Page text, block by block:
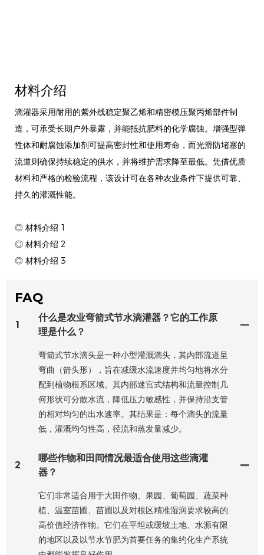
材料介绍
滴灌器采用耐用的紫外线稳定聚乙烯和精密模压聚丙烯部件制
造，可承受长期户外暴露，并能抵抗肥料的化学腐蚀。增强型弹
性体和耐腐蚀添加剂可提高密封性和使用寿命，而光滑防堵塞的
流道则确保持续稳定的供水，并将维护需求降至最低。凭借优质
材料和严格的检验流程，该设计可在各种农业条件下提供可靠、
持久的灌溉性能。
◎ 材料介绍 1
◎ 材料介绍 2
◎ 材料介绍 3
FAQ
1
什么是农业弯箭式节水滴灌器？它的工作原
理是什么？
弯箭式节水滴头是一种小型灌溉滴头，其内部流道呈
弯曲（箭头形），旨在减缓水流速度并均匀地将水分
配到植物根系区域。其内部迷宫式结构和流量控制几
何形状可分散水流，降低压力敏感性，并保持沿支管
的相对均匀的出水速率。其结果是：每个滴头的流量
低，灌溉均匀性高，径流和蒸发量减少。
2
哪些作物和田间情况最适合使用这些滴灌
器？
它们非常适合用于大田作物、果园、葡萄园、蔬菜种
植、温室苗圃、苗圃以及对根区精准湿润要求较高的
高价值经济作物。它们在平坦或缓坡土地、水源有限
的地区以及以节水节肥为首要任务的集约化生产系统